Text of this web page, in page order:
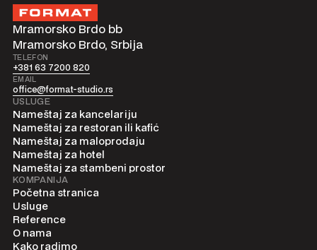
Mramorsko Brdo bb
Mramorsko Brdo, Srbija
TELEFON
+381 63 7200 820
EMAIL
office@format-studio.rs
USLUGE
Nameštaj za kancelariju
Nameštaj za restoran ili kafić
Nameštaj za maloprodaju
Nameštaj za hotel
Nameštaj za stambeni prostor
KOMPANIJA
Početna stranica
Usluge
Reference
O nama
Kako radimo